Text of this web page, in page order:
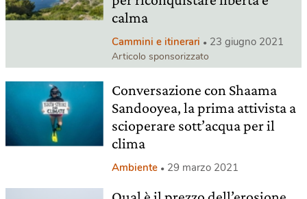
calma
Cammini e itinerari 23 giugno 2021
Articolo sponsorizzato
Conversazione con Shaama
Sandooyea, la prima attivista a
scioperare sott’acqua per il
clima
Ambiente 29 marzo 2021